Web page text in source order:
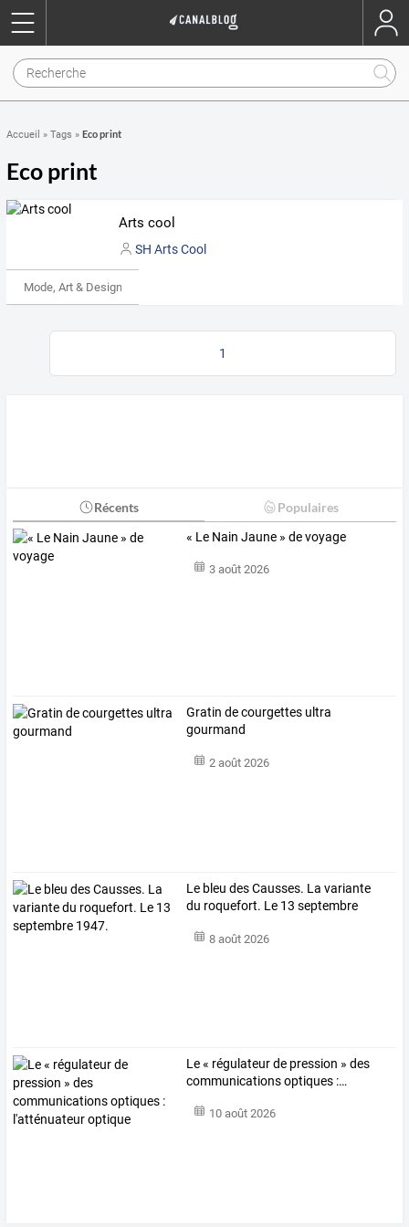
Accueil » Tags » Eco print
Eco print
Arts cool
SH Arts Cool
Mode, Art & Design
1
Récents Populaires
« Le Nain Jaune » de voyage
3 août 2026
Gratin de courgettes ultra
gourmand
2 août 2026
Le bleu des Causses. La variante
du roquefort. Le 13 septembre
8 août 2026
Le« régulateurde pression » des
communicationsoptiques :…
10 août 2026